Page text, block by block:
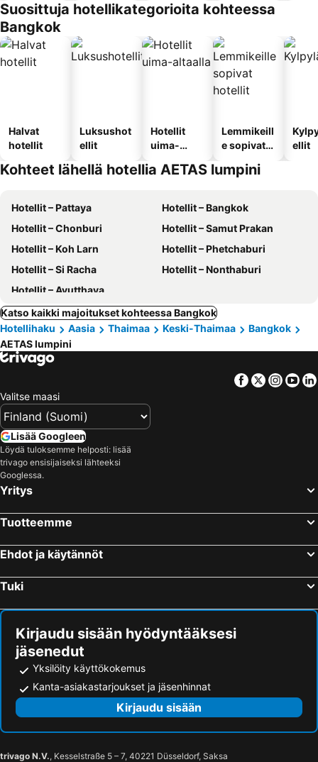
Suosittuja hotellikategorioita kohteessa
Bangkok
Halvat
hotellit
Luksushot
ellit
Hotellit
uima-
Lemmikeill
e sopivat
ellit
Kohteet lähellä hotellia AETAS lumpini
Hotellit – Pattaya
Hotellit – Bangkok
Hotellit – Chonburi
Hotellit – Samut Prakan
Hotellit – Koh Larn
Hotellit – Phetchaburi
Hotellit – Si Racha
Hotellit – Nonthaburi
Hotellit – Ayutthaya
Katso kaikki majoitukset kohteessa Bangkok
Hotellihaku
Aasia Thaimaa Keski-Thaimaa
Bangkok
AETAS lumpini
Facebook
Twitter
Valitse maasi
Lisää Googleen
Löydä tuloksemme helposti: lisää
trivago ensisijaiseksi lähteeksi
Googlessa.
Yritys
Tuotteemme
Ehdot ja käytännöt
Tuki
Kirjaudu sisään hyödyntääksesi
jäsenedut
Yksilöity käyttökokemus
Kanta-asiakastarjoukset ja jäsenhinnat
Kirjaudu sisään
trivago N.V., Kesselstraße 5 – 7, 40221 Düsseldorf, Saksa